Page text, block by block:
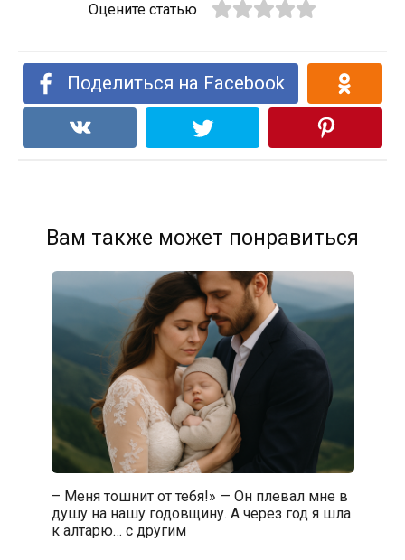
Оцените статью
Поделиться на Facebook
Вам также может понравиться
– Меня тошнит от тебя!» — Он плевал мне в
душу на нашу годовщину. А через год я шла
к алтарю… с другим